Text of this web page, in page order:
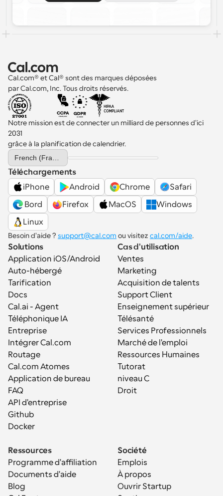
Cal.com® et Cal® sont des marques déposées
par Cal.com, Inc. Tous droits réservés.
Notre mission est de connecter un milliard de personnes d'ici
2031
grâce à la planification de calendrier.
Select Language
Téléchargements
iPhone
Android Chrome
Safari
Bord
Firefox MacOS
Windows
Linux
Besoin d'aide ? support@cal.com ou visitez cal.com/aide.
Solutions
Application iOS/Android
Auto-hébergé
Tarification
Docs
Cal.ai - Agent
Téléphonique IA
Entreprise
Intégrer Cal.com
Routage
Cal.com Atomes
Application de bureau
FAQ
API d'entreprise
Github
Docker
Cas d'utilisation
Ventes
Marketing
Acquisition de talents
Support Client
Enseignement supérieur
Télésanté
Services Professionnels
Marché de l'emploi
Ressources Humaines
Tutorat
niveau C
Droit
Ressources
Programme d'affiliation
Documents d'aide
Blog
Société
Emplois
À propos
Ouvrir Startup